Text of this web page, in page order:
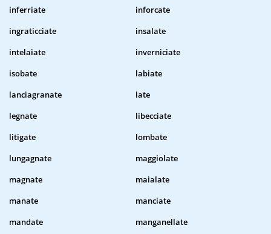
inferriate
inforcate
ingraticciate
insalate
intelaiate
inverniciate
isobate
labiate
lanciagranate
late
legnate
libecciate
litigate
lombate
lungagnate
maggiolate
magnate
maialate
manate
manciate
mandate
manganellate